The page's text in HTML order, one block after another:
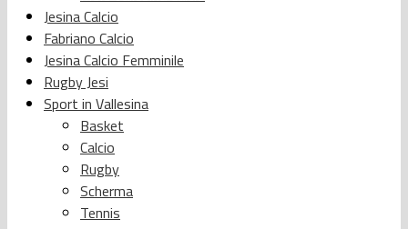
Jesina Calcio
Fabriano Calcio
Jesina Calcio Femminile
Rugby Jesi
Sport in Vallesina
Basket
Calcio
Rugby
Scherma
Tennis